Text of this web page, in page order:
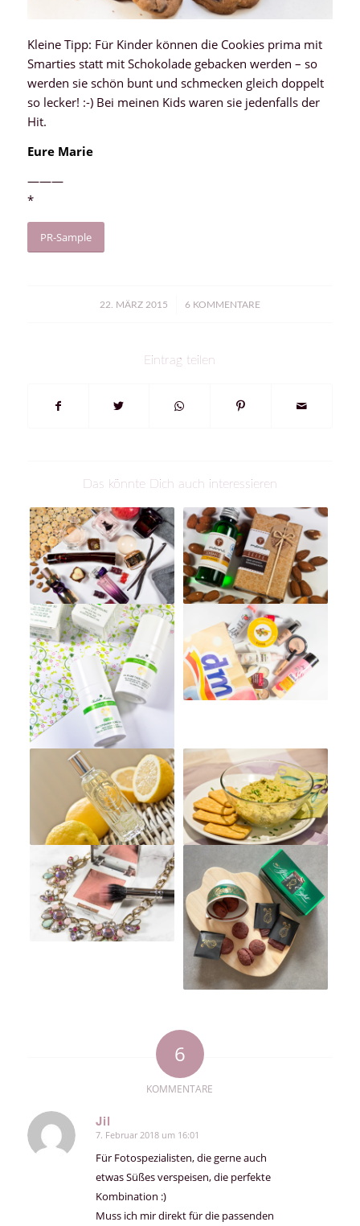
Kleine Tipp: Für Kinder können die Cookies prima mit
Smarties statt mit Schokolade gebacken werden – so
werden sie schön bunt und schmecken gleich doppelt
so lecker! :-) Bei meinen Kids waren sie jedenfalls der
Hit.
Eure Marie
———
*
PR-Sample
22. MÄRZ 2015
/ 6 KOMMENTARE
Eintrag teilen
Das könnte Dich auch interessieren
6
KOMMENTARE
Jil
sagte:
7. Februar 2018 um 16:01
Für Fotospezialisten, die gerne auch
etwas Süßes verspeisen, die perfekte
Kombination :)
Muss ich mir direkt für die passenden